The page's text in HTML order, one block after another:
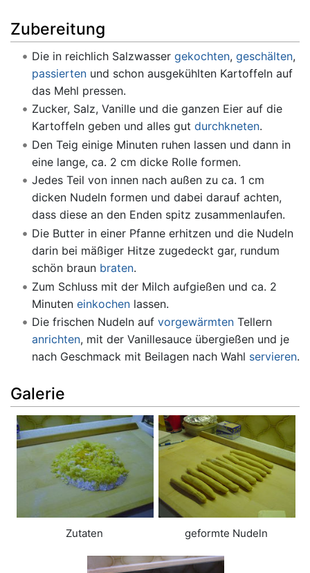
Zubereitung
Die in reichlich Salzwasser gekochten, geschälten,
passiertenund schon ausgekühlten Kartoffeln auf
das Mehl pressen.
Zucker, Salz, Vanille und die ganzen Eier auf die
Kartoffeln geben und alles gut durchkneten.
Den Teig einige Minuten ruhen lassen und dann in
eine lange, ca. 2 cm dicke Rolle formen.
Jedes Teil von innen nach außen zu ca. 1 cm
dicken Nudeln formen und dabei darauf achten,
dass diese an den Enden spitz zusammenlaufen.
Die Butter in einer Pfanne erhitzen und die Nudeln
darin bei mäßiger Hitze zugedeckt gar, rundum
schön braun braten.
Zum Schluss mit der Milch aufgießen und ca. 2
Minuten einkochenlassen.
Die frischen Nudeln auf vorgewärmtenTellern
anrichten, mit der Vanillesauce übergießen und je
nach Geschmack mit Beilagen nach Wahl servieren.
Galerie
Zutaten geformte Nudeln